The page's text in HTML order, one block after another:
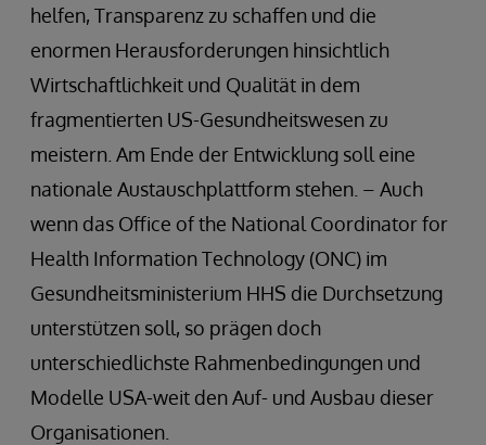
helfen, Transparenz zu schaffen und die
enormen Herausforderungen hinsichtlich
Wirtschaftlichkeit und Qualität in dem
fragmentierten US-Gesundheitswesen zu
meistern. Am Ende der Entwicklung soll eine
nationale Austauschplattform stehen. – Auch
wenn das Office of the National Coordinator for
Health Information Technology (ONC) im
Gesundheitsministerium HHS die Durchsetzung
unterstützen soll, so prägen doch
unterschiedlichste Rahmenbedingungen und
Modelle USA-weit den Auf- und Ausbau dieser
Organisationen.